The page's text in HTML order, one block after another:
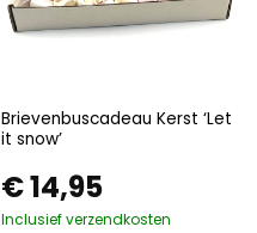
Brievenbuscadeau Kerst ‘Let
it snow’
€14,95
Inclusief verzendkosten